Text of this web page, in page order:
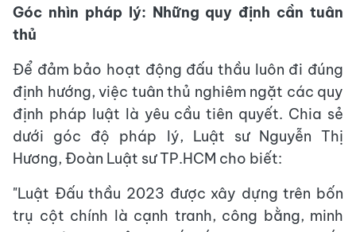
Góc nhìn pháp lý: Những quy định cần tuân
thủ
Để đảm bảo hoạt động đấu thầu luôn đi đúng
định hướng, việc tuân thủ nghiêm ngặt các quy
định pháp luật là yêu cầu tiên quyết. Chia sẻ
dưới góc độ pháp lý, Luật sư Nguyễn Thị
Hương, Đoàn Luật sư TP.HCM cho biết:
"Luật Đấu thầu 2023 được xây dựng trên bốn
trụ cột chính là cạnh tranh, công bằng, minh